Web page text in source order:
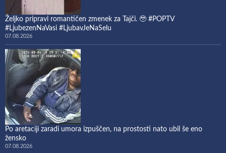
Željko pripravi romantičen zmenek za Tajči. 🥹 #POPTV
#LjubezenNaVasi #LjubavJeNaSelu
07.08.2026
Po aretaciji zaradi umora izpuščen, na prostosti nato ubil še eno
žensko
07.08.2026